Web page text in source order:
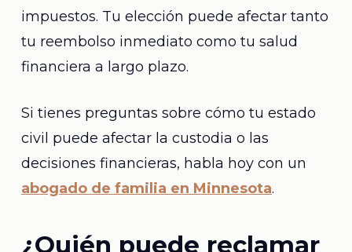
impuestos. Tu elección puede afectar tanto
tu reembolso inmediato como tu salud
financiera a largo plazo.
Si tienes preguntas sobre cómo tu estado
civil puede afectar la custodia o las
decisiones financieras, habla hoy con un
abogado de familia en Minnesota.
¿Quién puede reclamar